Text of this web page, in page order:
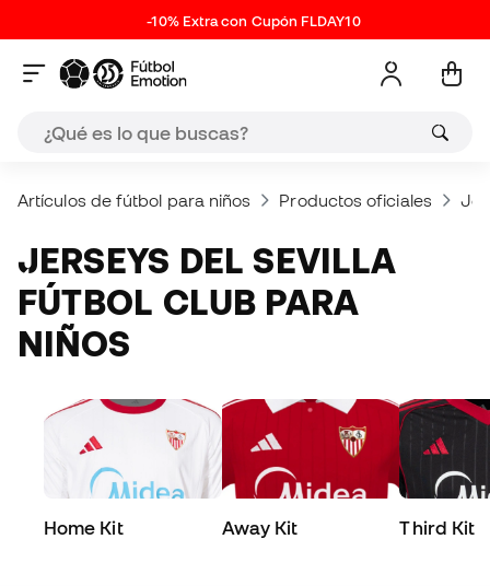
-10% Extra con Cupón FLDAY10
Artículos de fútbol para niños Productos oficiales
JERSEYS DEL SEVILLA
FÚTBOL CLUB PARA
NIÑOS
Home Kit Away Kit Third Kit